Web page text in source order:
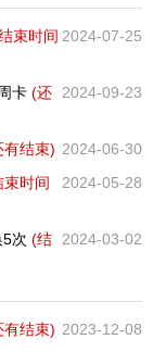
2024-07-25
束时间
2024-09-23
卡 (还
2024-06-30
有结束)
2024-05-28
束时间
2024-03-02
次 (结
2023-12-08
有结束)